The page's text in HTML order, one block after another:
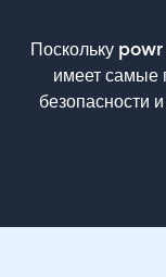
Поскольку
имеет самые
безопасности